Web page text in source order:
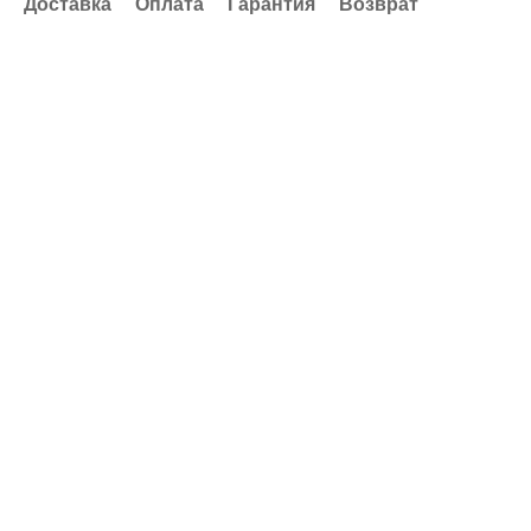
Доставка Оплата Гарантия Возврат